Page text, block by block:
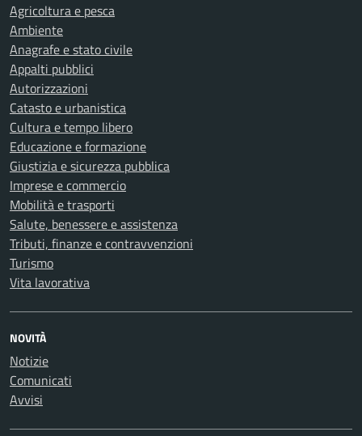
Agricoltura e pesca
Ambiente
Anagrafe e stato civile
Appalti pubblici
Autorizzazioni
Catasto e urbanistica
Cultura e tempo libero
Educazione e formazione
Giustizia e sicurezza pubblica
Imprese e commercio
Mobilità e trasporti
Salute, benessere e assistenza
Tributi, finanze e contravvenzioni
Turismo
Vita lavorativa
NOVITÀ
Notizie
Comunicati
Avvisi